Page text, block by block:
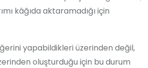
kâğıda aktaramadığı için
yapabildikleri üzerinden değil,
oluşturduğu için bu durum